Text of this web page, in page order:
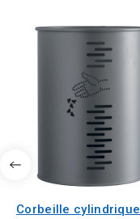
Corbeille cylindrique